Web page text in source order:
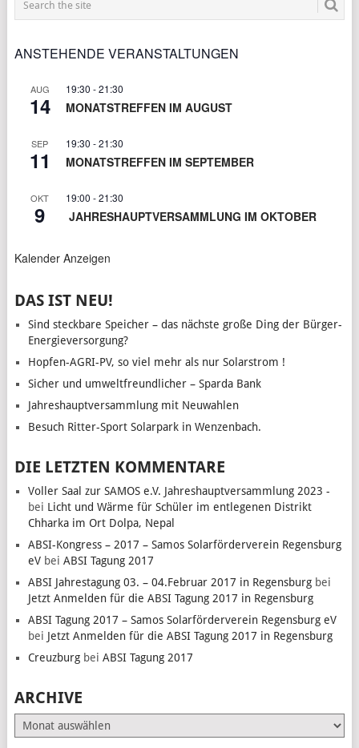
ANSTEHENDE VERANSTALTUNGEN
AUG
14
19:30 -21:30
MONATSTREFFEN IM AUGUST
SEP
11
19:30 -21:30
MONATSTREFFEN IM SEPTEMBER
OKT
9
19:00 -21:30
JAHRESHAUPTVERSAMMLUNG IM OKTOBER
Kalender Anzeigen
DAS IST NEU!
Sind steckbare Speicher – das nächste große Ding der Bürger-
Energieversorgung?
Hopfen-AGRI-PV, so viel mehr als nur Solarstrom !
Sicher und umweltfreundlicher – Sparda Bank
Jahreshauptversammlung mit Neuwahlen
Besuch Ritter-Sport Solarpark in Wenzenbach.
DIE LETZTEN KOMMENTARE
Voller Saal zur SAMOS e.V. Jahreshauptversammlung 2023 -
bei Licht und Wärme für Schüler im entlegenen Distrikt
Chharka im Ort Dolpa, Nepal
ABSI-Kongress – 2017 – Samos Solarförderverein Regensburg
eVbei ABSI Tagung 2017
ABSI Jahrestagung 03. – 04.Februar 2017 in Regensburgbei
Jetzt Anmelden für die ABSI Tagung 2017 in Regensburg
ABSI Tagung 2017 – Samos Solarförderverein Regensburg eV
bei Jetzt Anmelden für die ABSI Tagung 2017 in Regensburg
Creuzburgbei ABSI Tagung 2017
ARCHIVE
Archive